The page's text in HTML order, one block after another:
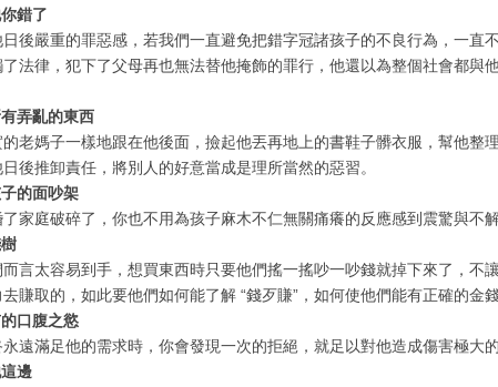
錯了
後嚴重的罪惡感，若我們一直避免把錯字冠諸孩子的不良行為，一直
法律，犯下了父母再也無法替他掩飾的罪行，他還以為整個社會都與
弄亂的東西
老媽子一樣地跟在他後面，撿起他丟再地上的書鞋子髒衣服，幫他整
後推卸責任，將別人的好意當成是理所當然的惡習。
的面吵架
家庭破碎了，你也不用為孩子麻木不仁無關痛癢的反應感到震驚與不解
言太容易到手，想買東西時只要他們搖一搖吵一吵錢就掉下來了，不
賺取的，如此要他們如何能了解 “錢歹賺”，如何使他們能有正確的金錢
口腹之慾
遠滿足他的需求時，你會發現一次的拒絕，就足以對他造成傷害極大的
邊